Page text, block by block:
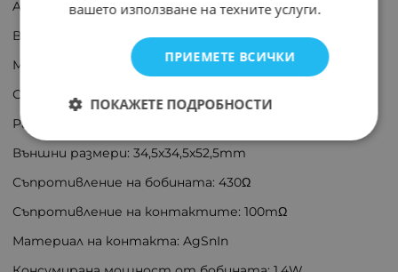
AC
Версия реле: промишлено
Монтаж: цокъл
Серия релета: MKS
Работна температура: -25...60°C
Външни размери: 34,5x34,5x52,5mm
Съпротивление на бобината: 430Ω
Съпротивление на контактите: 100mΩ
Материал на контакта: AgSnIn
вашето използване на техните услуги.
ПРИЕМЕТЕ ВСИЧКИ
ПОКАЖЕТЕ ПОДРОБНОСТИ